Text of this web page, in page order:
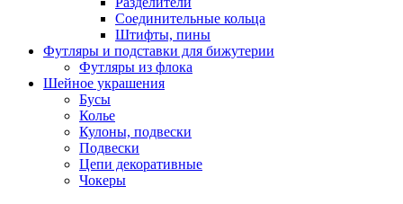
Соединительные кольца
Штифты, пины
Футляры и подставки для бижутерии
Футляры из флока
Шейное украшения
Бусы
Колье
Кулоны, подвески
Подвески
Цепи декоративные
Чокеры